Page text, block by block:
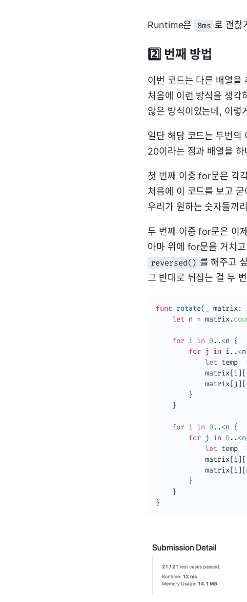
Runtime은 8ms 로 괜찮
2️⃣ 번째 방법
이번 코드는 다른 배열을
처음에 이런 방식을 생각
않은 방식이었는데, 이렇
일단 해당 코드는 두번
20이라는 점과 배열을
첫 번째 이중 for문은 각
처음에 이 코드를 보고
우리가 원하는 숫자들끼
두 번째 이중 for문은 이
아마 위에 for문을 거치
reversed() 를 해주고
그 반대로 뒤집는 걸 두
func rotate( matrix:
let n = matrix.
for i in 0. .<n {
for j in i. .<n
let temp
            matrix
[i] [
            matrix
[ j] [
}
}
for i in 0. .<n {
for j in 0. .<n
let temp
            matrix
[i] [
            matrix
[i] [
}
}
}